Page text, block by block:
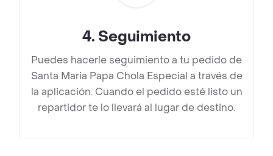
4. Seguimiento
Puedes hacerle seguimiento a tu pedido de
Santa Maria Papa Chola Especial a través de
la aplicación. Cuando el pedido esté listo un
repartidor te lo llevará al lugar de destino.